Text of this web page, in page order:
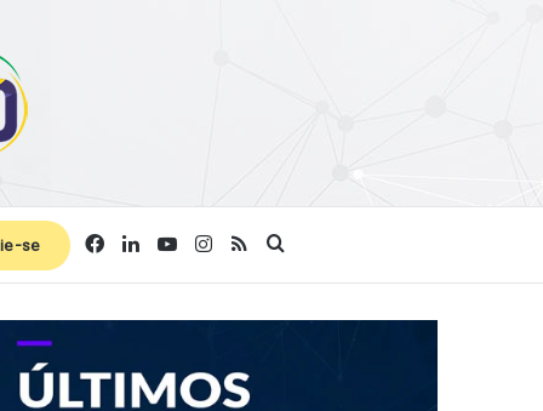
se FacebookLinkedinYouTubeInstagram
RSS